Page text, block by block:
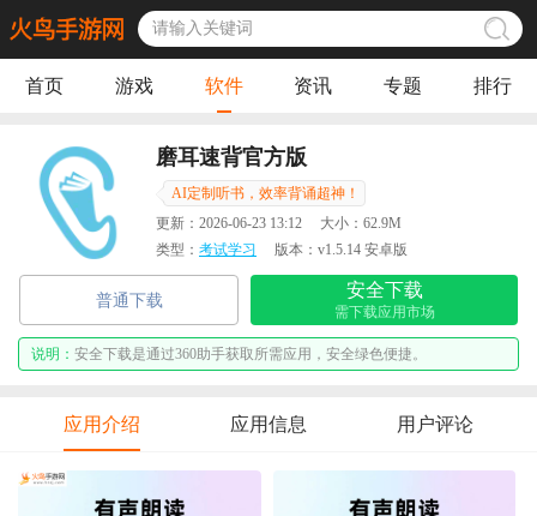
首页 游戏 软件 资讯 专题 排行
磨耳速背官方版
AI定制听书，效率背诵超神！
更新： 2026-06-23 13:12 大小： 62.9M
类型： 考试学习 版本： v1.5.14 安卓版
普通下载
安全下载
需下载应用市场
说明： 安全下载是通过360助手获取所需应用，安全绿色便捷。
应用介绍 应用信息 用户评论